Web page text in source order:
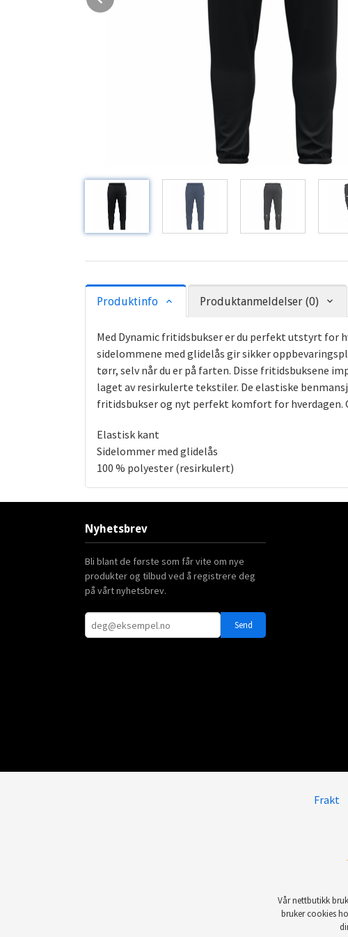
Produktinfo Produktanmeldelser (0)
Med Dynamic fritidsbukser er du perfekt utstyrt for
sidelommene med glidelås gir sikker
tørr, selv når du er på farten. Disse fritidsbuksene
laget av resirkulerte tekstiler. De elastiske
fritidsbukser og nyt perfekt komfort for hverdagen.
Elastisk kant
Sidelommer med glidelås
100 % polyester (resirkulert)
Nyhetsbrev
Bli blant de første som får vite om nye
produkter og tilbud ved å registrere deg
på vårt nyhetsbrev.
Frakt
Vår nettbutikk
bruker cookies